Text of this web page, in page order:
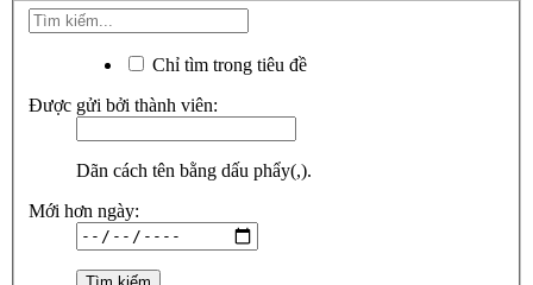
Chỉ tìm trong tiêu đề
Được gửi bởi thành viên:
Dãn cách tên bằng dấu phẩy(,).
Mới hơn ngày: